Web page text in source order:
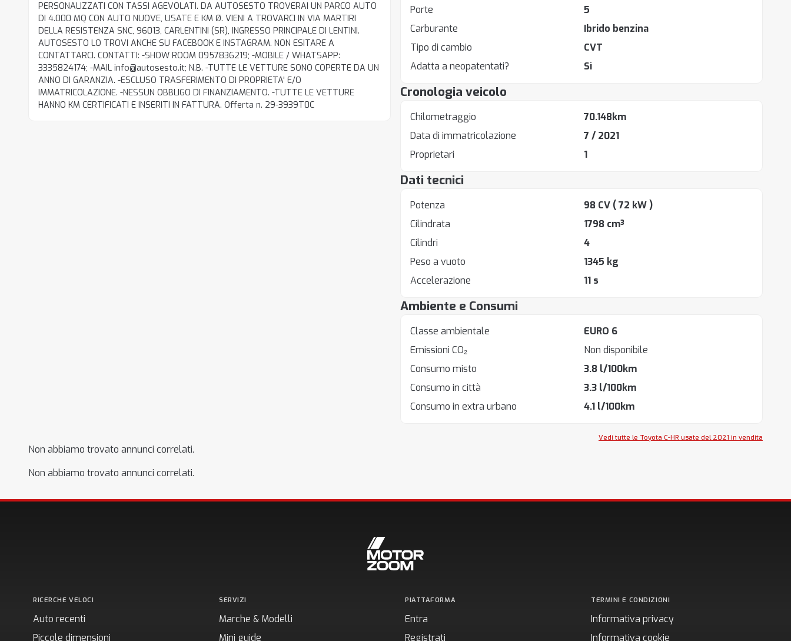
PERSONALIZZATI CON TASSI AGEVOLATI. DA AUTOSESTO TROVERAI UN PARCO AUTO
DI 4.000 MQ CON AUTO NUOVE, USATE E KM Ø. VIENI A TROVARCI IN VIA MARTIRI
DELLA RESISTENZA SNC, 96013, CARLENTINI (SR), INGRESSO PRINCIPALE DI LENTINI.
AUTOSESTO LO TROVI ANCHE SU FACEBOOK E INSTAGRAM. NON ESITARE A
CONTATTARCI. CONTATTI: -SHOW ROOM 0957836219; -MOBILE / WHATSAPP:
3335824174; -MAIL info@autosesto.it; N.B. -TUTTE LE VETTURE SONO COPERTE DA UN
ANNO DI GARANZIA. -ESCLUSO TRASFERIMENTO DI PROPRIETA' E/O
IMMATRICOLAZIONE. -NESSUN OBBLIGO DI FINANZIAMENTO. -TUTTE LE VETTURE
HANNO KM CERTIFICATI E INSERITI IN FATTURA. Offerta n. 29-3939T0C
Porte
5
Carburante
Ibrido benzina
Tipo di cambio
CVT
Adatta a neopatentati?
Sì
Cronologia veicolo
Chilometraggio
70.148km
Data di immatricolazione
7 / 2021
Proprietari
1
Dati tecnici
Potenza 98 CV ( 72 kW )
Cilindrata
1798 cm³
Cilindri
4
Peso a vuoto
1345 kg
Accelerazione
11 s
Ambiente e Consumi
Classe ambientale
EURO 6
Emissioni CO₂
Non disponibile
Consumo misto
3.8 l/100km
Consumo in città
3.3 l/100km
Consumo in extra urbano
4.1 l/100km
Vedi tutte le Toyota C-HR usate del 2021 in vendita
Non abbiamo trovato annunci correlati.
Non abbiamo trovato annunci correlati.
RICERCHE VELOCI
Auto recenti
Piccole dimensioni
SERVIZI
Marche & Modelli
Mini guide
PIATTAFORMA
Entra
Registrati
TERMINI E CONDIZIONI
Informativa privacy
Informativa cookie